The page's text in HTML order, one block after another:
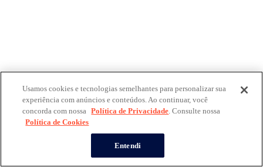
Usamos cookies e tecnologias semelhantes para personalizar sua
experiência com anúncios e conteúdos. Ao continuar, você
concorda com nossa Política de Privacidade. Consulte nossa
Política de Cookies
Entendi